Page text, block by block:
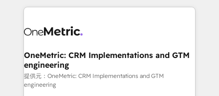
smarter marketing, sales, and customer success
Iberia (Spain & Portugal), we combine human insight
growth. Our multidisciplinary team designs solutions
that simplify complexity, boost performance, and
turn innovation into real impact. 🌍 Highlights •
HubSpot Partner since 2012 • 2022 EMEA Impact
OneMetric: CRM Implementations and GTM
engineering
提供元：OneMetric: CRM Implementations and GTM
engineering